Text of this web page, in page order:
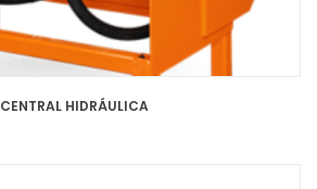
CENTRAL HIDRÁULICA